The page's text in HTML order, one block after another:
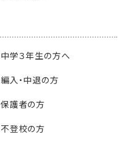
中学３年生の方へ
編入・中退の方
保護者の方
不登校の方